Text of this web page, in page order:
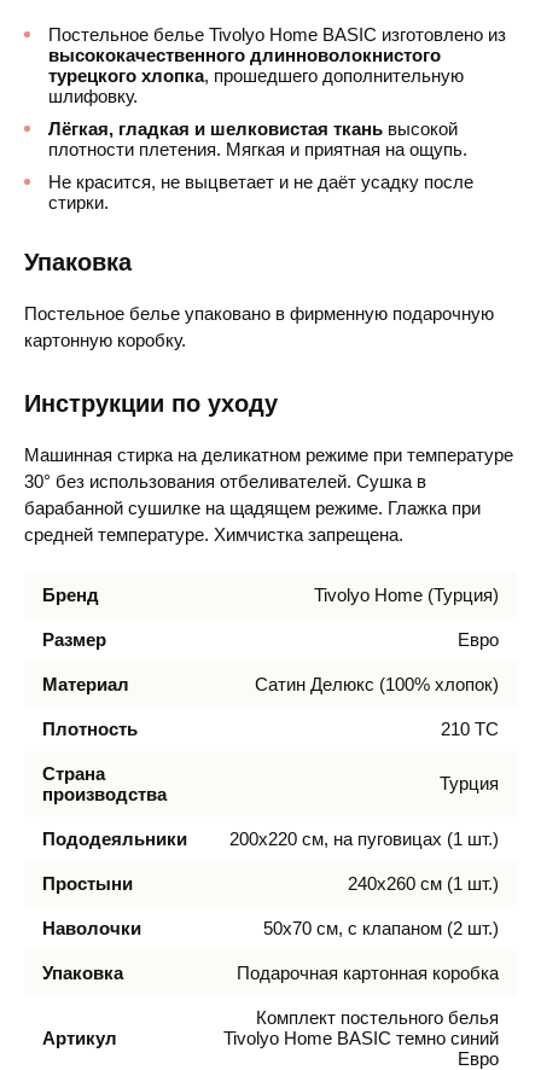
Постельное белье Tivolyo Home BASIC изготовлено из
высококачественного длинноволокнистого
турецкого хлопка, прошедшего дополнительную
шлифовку.
Лёгкая, гладкая и шелковистая ткань высокой
плотности плетения. Мягкая и приятная на ощупь.
Не красится, не выцветает и не даёт усадку после
стирки.
Упаковка
Постельное белье упаковано в фирменную подарочную
картонную коробку.
Инструкции по уходу
Машинная стирка на деликатном режиме при температуре
30° без использования отбеливателей. Сушка в
барабанной сушилке на щадящем режиме. Глажка при
средней температуре. Химчистка запрещена.
Бренд Tivolyo Home (Турция)
Размер Евро
Материал Сатин Делюкс (100% хлопок)
Плотность 210 TC
Страна
производства
Турция
Пододеяльники 200х220 см, на пуговицах (1 шт.)
Простыни 240х260 см (1 шт.)
Наволочки 50х70 см, с клапаном (2 шт.)
Упаковка Подарочная картонная коробка
Артикул
Комплект постельного белья
Tivolyo Home BASIC темно синий
Евро